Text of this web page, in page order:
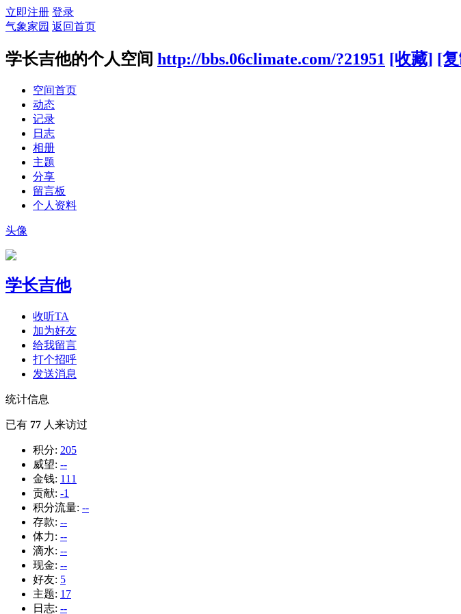
立即注册 登录
气象家园 返回首页
学长吉他的个人空间 http://bbs.06climate.com/?21951 [收藏] [
空间首页
动态
记录
日志
相册
主题
分享
留言板
个人资料
头像
学长吉他
收听TA
加为好友
给我留言
打个招呼
发送消息
统计信息
已有 77 人来访过
积分: 205
威望: --
金钱: 111
贡献: -1
积分流量: --
存款: --
体力: --
滴水: --
现金: --
好友: 5
主题: 17
日志: --